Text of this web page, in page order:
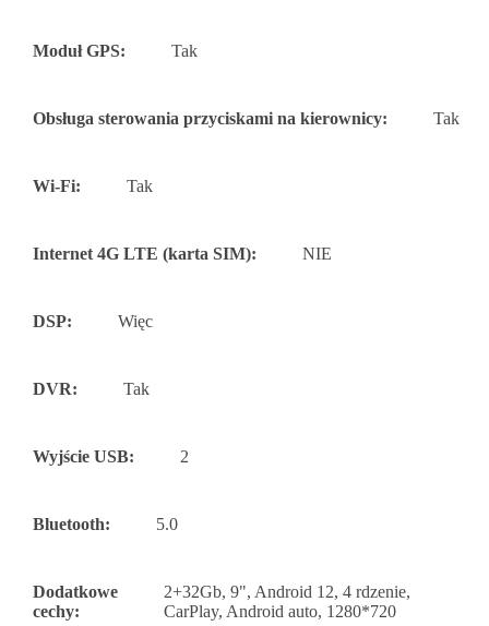
Moduł GPS: Tak
Obsługa sterowania przyciskami na kierownicy: Tak
Wi-Fi: Tak
Internet 4G LTE (karta SIM): NIE
DSP: Więc
DVR: Tak
Wyjście USB: 2
Bluetooth: 5.0
Dodatkowe
cechy:
2+32Gb, 9", Android 12, 4 rdzenie,
CarPlay, Android auto, 1280*720